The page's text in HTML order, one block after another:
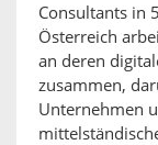
Consultants in
Österreich
an deren
zusammen,
Unternehmen